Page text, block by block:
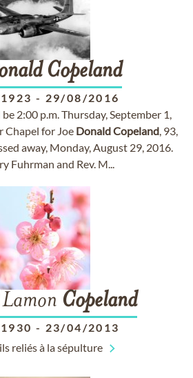
Copeland
- 29/08/2016
2:00 p.m. Thursday, September 1,
Chapel for Joe DonaldCopeland, 93,
away, Monday, August 29, 2016.
Fuhrman and Rev. M...
Copeland
- 23/04/2013
reliés à la sépulture